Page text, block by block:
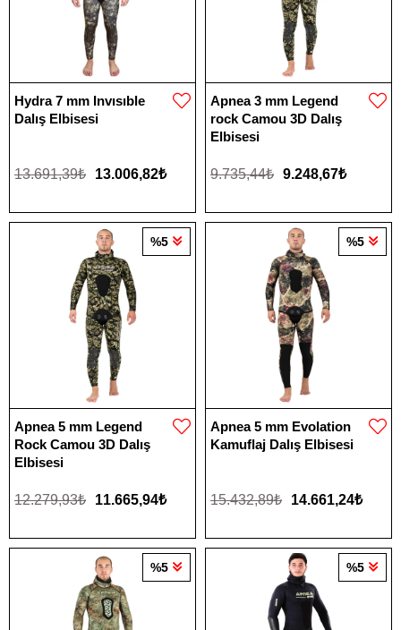
Hydra 7 mm Invısıble
Dalış Elbisesi
13.006,82₺
13.691,39₺
Apnea 3 mm Legend
rock Camou 3D Dalış
Elbisesi
9.248,67₺
9.735,44₺
Apnea 5 mm Legend
Rock Camou 3D Dalış
Elbisesi
11.665,94₺
12.279,93₺
%5
Apnea 5 mm Evolation
Kamuflaj Dalış Elbisesi
14.661,24₺
15.432,89₺
%5
%5 %5